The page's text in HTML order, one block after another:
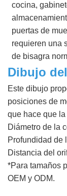
cocina,
puertas de
requieren una
de bisagra
Dibujo
Este dibujo
posiciones de
que hace que
Diámetro de la
Profundidad de
Distancia del
*Para tamaños
OEM y ODM.